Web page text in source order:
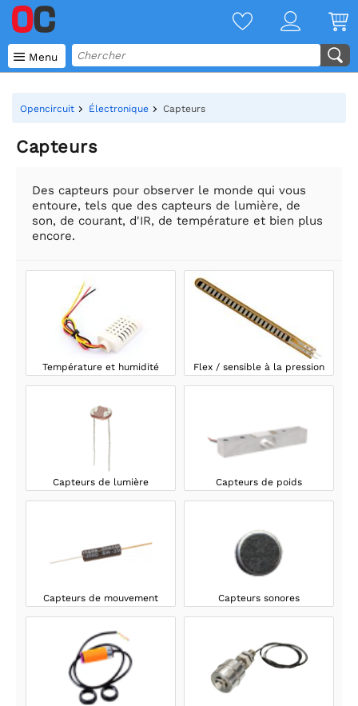
 Menu
Opencircuit Électronique Capteurs
Capteurs
Des capteurs pour observer le monde qui vous
entoure, tels que des capteurs de lumière, de
son, de courant, d'IR, de température et bien plus
encore.
Température et humidité Flex / sensible à la pression
Capteurs de lumière Capteurs de poids
Capteurs de mouvement Capteurs sonores